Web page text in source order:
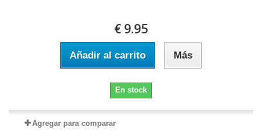
€ 9.95
Añadir al carrito Más
En stock
Agregar para comparar